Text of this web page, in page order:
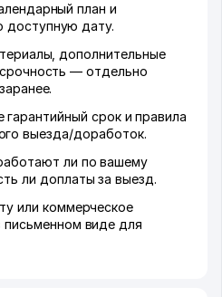
план и
дату.
дополнительные
— отдельно
гарантийный срок и правила
выезда/доработок.
ли по вашему
ли доплаты за выезд.
или коммерческое
виде для